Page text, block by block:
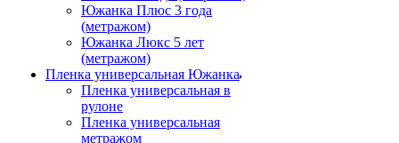
Южанка Плюс 3 года
(метражом)
Южанка Люкс 5 лет
(метражом)
Пленка универсальная Южанка
Пленка универсальная в
рулоне
Пленка универсальная
метражом